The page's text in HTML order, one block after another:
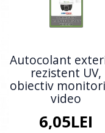
Autocolant
rezistent UV,
obiectiv
video
6,05LEI